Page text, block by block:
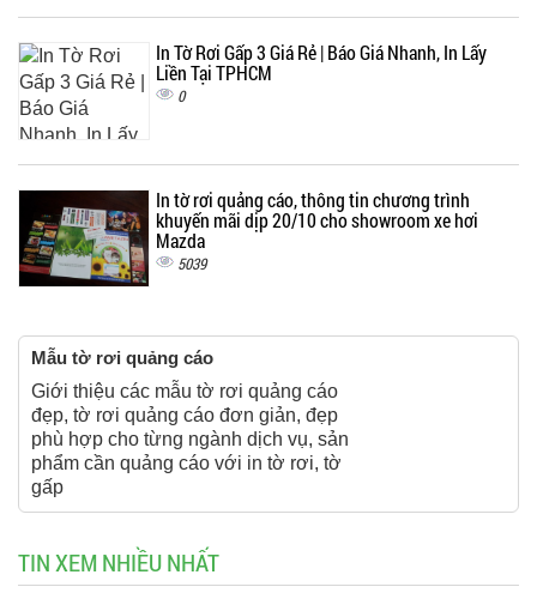
In Tờ Rơi Gấp 3 Giá Rẻ | Báo Giá Nhanh, In Lấy
Liền Tại TPHCM
0
In tờ rơi quảng cáo, thông tin chương trình
khuyến mãi dịp 20/10 cho showroom xe hơi
Mazda
5039
Mẫu tờ rơi quảng cáo
Giới thiệu các mẫu tờ rơi quảng cáo
đẹp, tờ rơi quảng cáo đơn giản, đẹp
phù hợp cho từng ngành dịch vụ, sản
phẩm cần quảng cáo với in tờ rơi, tờ
gấp
TIN XEM NHIỀU NHẤT